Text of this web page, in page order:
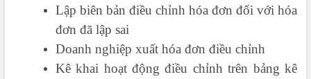
Lập biên bản điều chỉnh hóa đơn đối với hóa
đơn đã lập sai
Doanh nghiệp xuất hóa đơn điều chỉnh
Kê khai hoạt động điều chỉnh trên bảng kê